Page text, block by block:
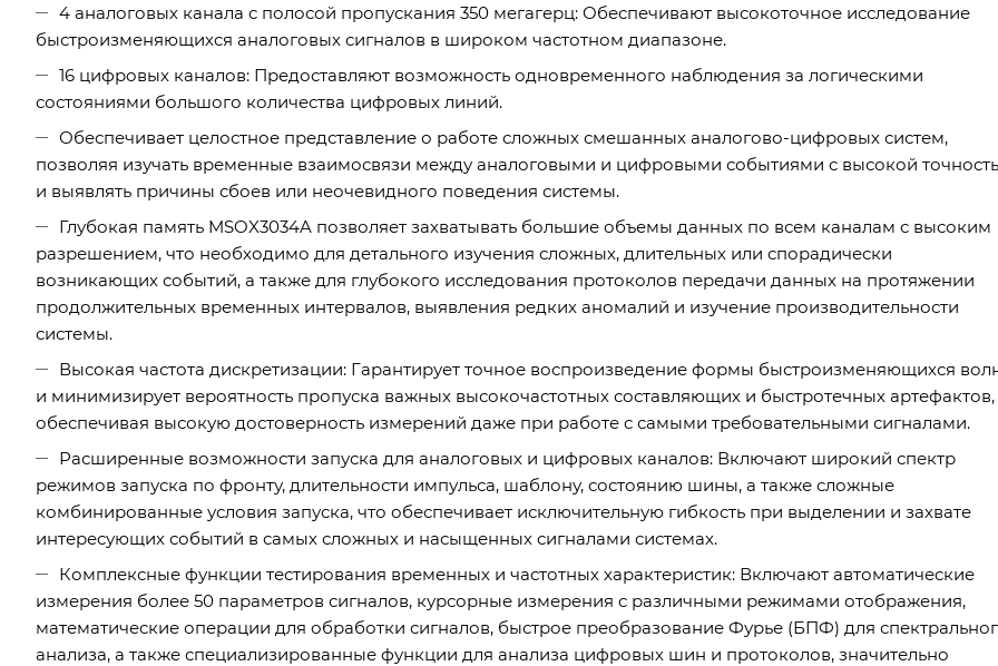
4 аналоговых канала с полосой пропускания 350 мегагерц: Обеспечивают высокоточное исследование
быстроизменяющихся аналоговых сигналов в широком частотном диапазоне.
16 цифровых каналов: Предоставляют возможность одновременного наблюдения за логическими
состояниями большого количества цифровых линий.
Обеспечивает целостное представление о работе сложных смешанных аналогово-цифровых систем,
позволяя изучать временные взаимосвязи между аналоговыми и цифровыми событиями с высокой
и выявлять причины сбоев или неочевидного поведения системы.
Глубокая память MSOX3034A позволяет захватывать большие объемы данных по всем каналам с высоким
разрешением, что необходимо для детального изучения сложных, длительных или спорадически
возникающих событий, а также для глубокого исследования протоколов передачи данных на протяжении
продолжительных временных интервалов, выявления редких аномалий и изучение производительности
системы.
Высокая частота дискретизации: Гарантирует точное воспроизведение формы быстроизменяющихся
и минимизирует вероятность пропуска важных высокочастотных составляющих и быстротечных артефактов,
обеспечивая высокую достоверность измерений даже при работе с самыми требовательными сигналами.
Расширенные возможности запуска для аналоговых и цифровых каналов: Включают широкий спектр
режимов запуска по фронту, длительности импульса, шаблону, состоянию шины, а также сложные
комбинированные условия запуска, что обеспечивает исключительную гибкость при выделении и захвате
интересующих событий в самых сложных и насыщенных сигналами системах.
Комплексные функции тестирования временных и частотных характеристик: Включают автоматические
измерения более 50 параметров сигналов, курсорные измерения с различными режимами отображения,
математические операции для обработки сигналов, быстрое преобразование Фурье (БПФ) для
анализа, а также специализированные функции для анализа цифровых шин и протоколов, значительно